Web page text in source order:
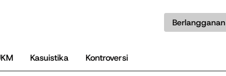
Berlangganan
Kasuistika Kontroversi